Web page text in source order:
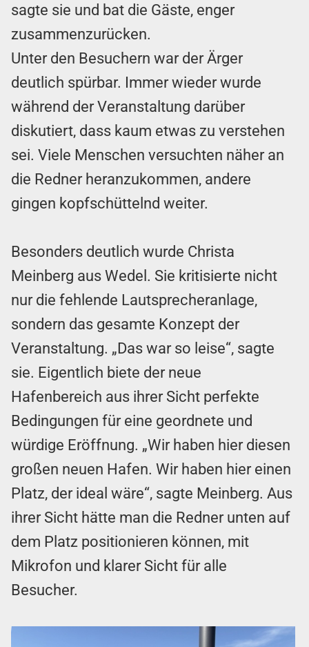
sagte sie und bat die Gäste, enger
zusammenzurücken.
Unter den Besuchern war der Ärger
deutlich spürbar. Immer wieder wurde
während der Veranstaltung darüber
diskutiert, dass kaum etwas zu verstehen
sei. Viele Menschen versuchten näher an
die Redner heranzukommen, andere
gingen kopfschüttelnd weiter.
Besonders deutlich wurde Christa
Meinberg aus Wedel. Sie kritisierte nicht
nur die fehlende Lautsprecheranlage,
sondern das gesamte Konzept der
Veranstaltung. „Das war so leise“, sagte
sie. Eigentlich biete der neue
Hafenbereich aus ihrer Sicht perfekte
Bedingungen für eine geordnete und
würdige Eröffnung. „Wir haben hier diesen
großen neuen Hafen. Wir haben hier einen
Platz, der ideal wäre“, sagte Meinberg. Aus
ihrer Sicht hätte man die Redner unten auf
dem Platz positionieren können, mit
Mikrofon und klarer Sicht für alle
Besucher.